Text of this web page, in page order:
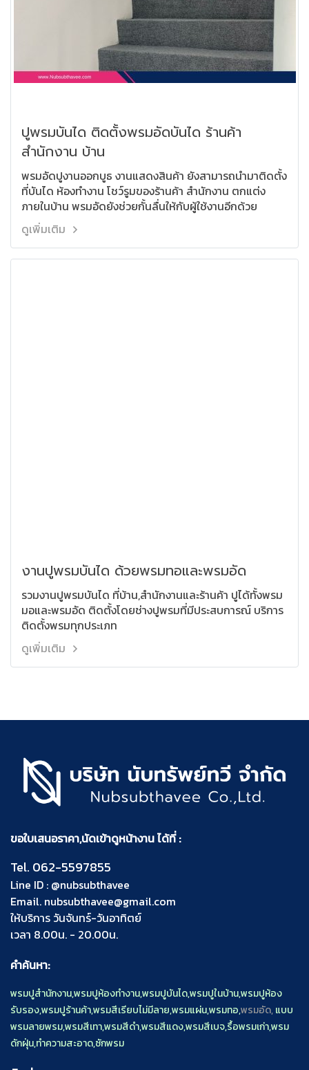
ปูพรมบันได ติดตั้งพรมอัดบันได ร้านค้า
สำนักงาน บ้าน
พรมอัดปูงานออกบูธ งานแสดงสินค้า ยังสามารถนำมาติดตั้ง
ที่บันได ห้องทำงาน โชว์รูมของร้านค้า สำนักงาน ตกแต่ง
ภายในบ้าน พรมอัดยังช่วยกั้นลื่นให้กับผู้ใช้งานอีกด้วย
ดูเพิ่มเติม
งานปูพรมบันได ด้วยพรมทอและพรมอัด
รวมงานปูพรมบันได ที่บ้าน,สำนักงานและร้านค้า ปูได้ทั้งพรม
มอและพรมอัด ติดตั้งโดยช่างปูพรมที่มีประสบการณ์ บริการ
ติดตั้งพรมทุกประเภท
ดูเพิ่มเติม
ขอใบเสนอราคา,นัดเข้าดูหน้างาน ได้ที่ :
Tel. 062-5597855
Line ID : @nubsubthavee
Email. nubsubthavee@gmail.com
ให้บริการ วันจันทร์-วันอาทิตย์
เวลา 8.00น. - 20.00น.
คำค้นหา:
พรมปูสำนักงาน,พรมปูห้องทำงาน,พรมปูบันได,พรมปูในบ้าน,พรมปูห้อง
รับรอง,พรมปูร้านค้า,พรมสีเรียบไม่มีลาย,พรมแผ่น,พรมทอ,พรมอัด,แบบ
พรมลายพรม,พรมสีเทา,พรมสีดำ,พรมสีแดง,พรมสีเบจ,รื้อพรมเก่า,พรม
ดักฝุ่น,ทำความสะอาด,ซักพรม